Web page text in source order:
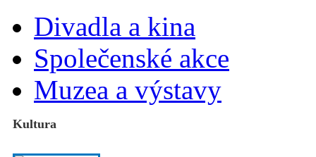
Divadla a kina
Společenské akce
Muzea a výstavy
Kultura